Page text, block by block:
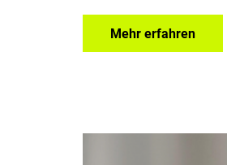
Mehr erfahren